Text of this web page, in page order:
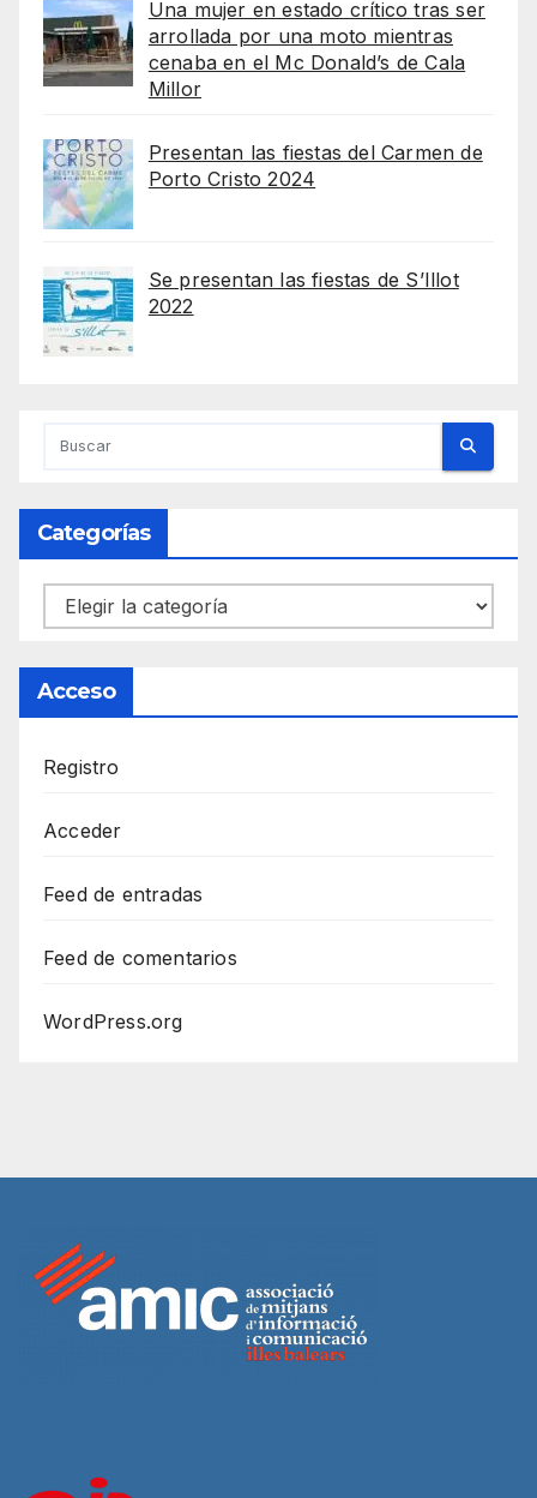
Una mujer en estado crítico tras ser
arrollada por una moto mientras
cenaba en el Mc Donald’s de Cala
Millor
Presentan las fiestas del Carmen de
Porto Cristo 2024
Se presentan las fiestas de S’Illot
2022
Categorías
Categorías
Acceso
Registro
Acceder
Feed de entradas
Feed de comentarios
WordPress.org